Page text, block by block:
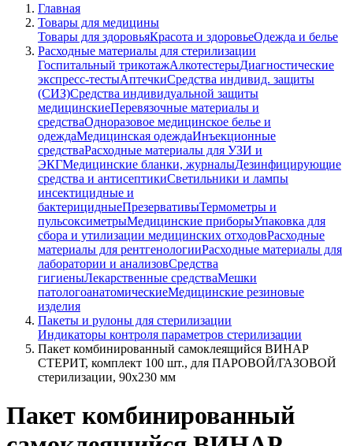
Главная
Товары для медицины
Товары для здоровьяКрасота и здоровьеОдежда и белье
Расходные материалы для стерилизации
Госпитальный трикотажАлкотестерыДиагностические
экспресс-тестыАптечкиСредства индивид. защиты
(СИЗ)Средства индивидуальной защиты
медицинскиеПеревязочные материалы и
средстваОдноразовое медицинское белье и
одеждаМедицинская одеждаИнъекционные
средстваРасходные материалы для УЗИ и
ЭКГМедицинские бланки, журналыДезинфицирующие
средства и антисептикиСветильники и лампы
инсектицидные и
бактерицидныеПрезервативыТермометры и
пульсоксиметрыМедицинские приборыУпаковка для
сбора и утилизации медицинских отходовРасходные
материалы для рентгенологииРасходные материалы для
лаборатории и анализовСредства
гигиеныЛекарственные средстваМешки
патологоанатомическиеМедицинские резиновые
изделия
Пакеты и рулоны для стерилизации
Индикаторы контроля параметров стерилизации
Пакет комбинированный самоклеящийся ВИНАР
СТЕРИТ, комплект 100 шт., для ПАРОВОЙ/ГАЗОВОЙ
стерилизации, 90х230 мм
Пакет комбинированный